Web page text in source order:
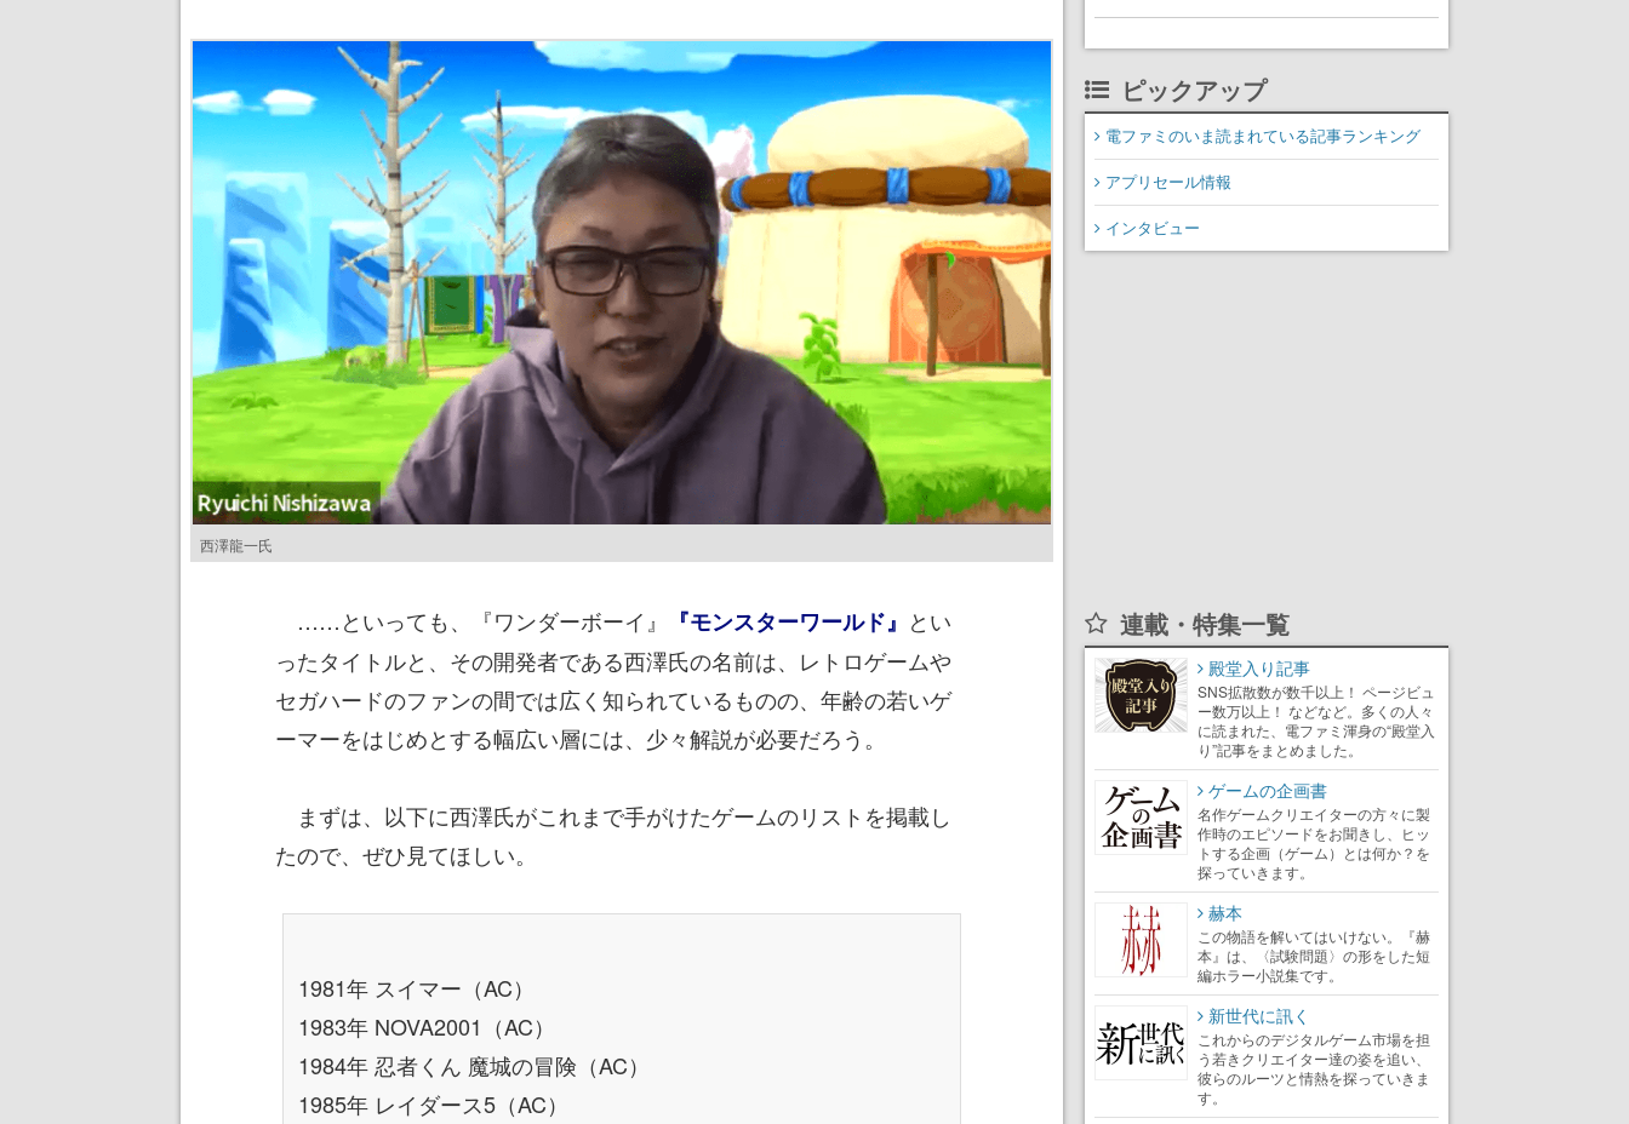
西澤龍一氏
……といっても、『ワンダーボーイ』 『モンスターワールド』 とい
ったタイトルと、その開発者である西澤氏の名前は、レトロゲームや
セガハードのファンの間では広く知られているものの、年齢の若いゲ
ーマーをはじめとする幅広い層には、少々解説が必要だろう。
まずは、以下に西澤氏がこれまで手がけたゲームのリストを掲載し
たので、ぜひ見てほしい。
1981年 スイマー（AC）
1983年 NOVA2001（AC）
1984年 忍者くん 魔城の冒険（AC）
1985年 レイダース5（AC）
ピックアップ
電ファミのいま読まれている記事ランキング
アプリセール情報
インタビュー
連載・特集一覧
殿堂入り記事
SNS拡散数が数千以上！ ページビュ
ー数万以上！ などなど。多くの人々
に読まれた、電ファミ渾身の“殿堂入
り”記事をまとめました。
ゲームの企画書
名作ゲームクリエイターの方々に製
作時のエピソードをお聞きし、ヒッ
トする企画（ゲーム）とは何か？を
探っていきます。
赫本
この物語を解いてはいけない。『赫
本』は、〈試験問題〉の形をした短
編ホラー小説集です。
新世代に訊く
これからのデジタルゲーム市場を担
う若きクリエイター達の姿を追い、
彼らのルーツと情熱を探っていきま
す。